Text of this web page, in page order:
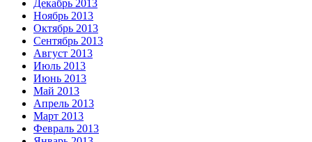
Декабрь 2013
Ноябрь 2013
Октябрь 2013
Сентябрь 2013
Август 2013
Июль 2013
Июнь 2013
Май 2013
Апрель 2013
Март 2013
Февраль 2013